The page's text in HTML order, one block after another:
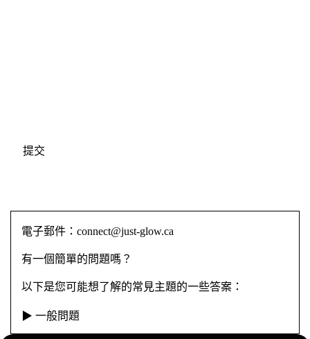
提交
電子郵件：connect@just-glow.ca
有一個簡單的問題嗎？
以下是您可能想了解的常見主題的一些答案：
▶ 一般問題